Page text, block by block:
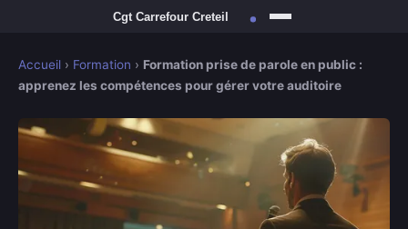
Accueil › Formation › Formation prise de parole en public :
apprenez les compétences pour gérer votre auditoire